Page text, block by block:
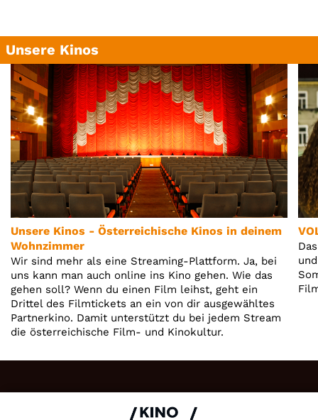
Unsere Kinos
Unsere Kinos - Österreichische Kinos in deinem
Wohnzimmer
Wir sind mehr als eine Streaming-Plattform. Ja, bei
uns kann man auch online ins Kino gehen. Wie das
gehen soll? Wenn du einen Film leihst, geht ein
Drittel des Filmtickets an ein von dir ausgewähltes
Partnerkino. Damit unterstützt du bei jedem Stream
die österreichische Film- und Kinokultur.
AGB